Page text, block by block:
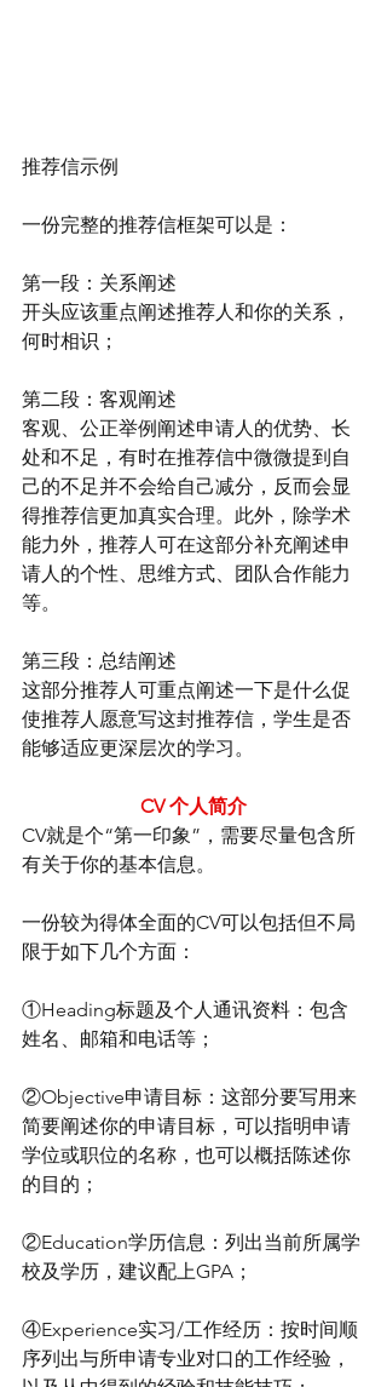
推荐信示例
一份完整的推荐信框架可以是：
第一段：关系阐述
开头应该重点阐述推荐人和你的关系，
何时相识；
第二段：客观阐述
客观、公正举例阐述申请人的优势、长
处和不足，有时在推荐信中微微提到自
己的不足并不会给自己减分，反而会显
得推荐信更加真实合理。此外，除学术
能力外，推荐人可在这部分补充阐述申
请人的个性、思维方式、团队合作能力
等。
第三段：总结阐述
这部分推荐人可重点阐述一下是什么促
使推荐人愿意写这封推荐信，学生是否
能够适应更深层次的学习。
CV 个人简介
CV就是个“第一印象”，需要尽量包含所
有关于你的基本信息。
一份较为得体全面的CV可以包括但不局
限于如下几个方面：
①Heading标题及个人通讯资料：包含
姓名、邮箱和电话等；
②Objective申请目标：这部分要写用来
简要阐述你的申请目标，可以指明申请
学位或职位的名称，也可以概括陈述你
的目的；
②Education学历信息：列出当前所属学
校及学历，建议配上GPA；
④Experience实习/工作经历：按时间顺
序列出与所申请专业对口的工作经验，